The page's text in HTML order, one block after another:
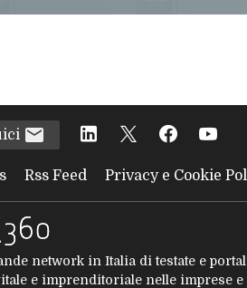
Rss Feed Privacy e Cookie
network in Italia di testate e
e imprenditoriale nelle imprese